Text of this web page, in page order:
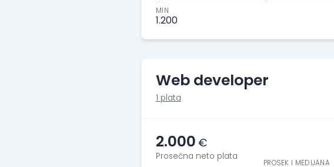
MIN
1.200
Web developer
1 plata
2.000 €
Prosečna neto plata
PROSEK I MEDIJANA